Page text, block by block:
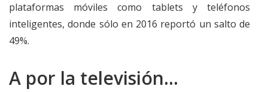
plataformas móviles como tablets y teléfonos
inteligentes, donde sólo en 2016 reportó un salto de
49%.
A por la televisión…